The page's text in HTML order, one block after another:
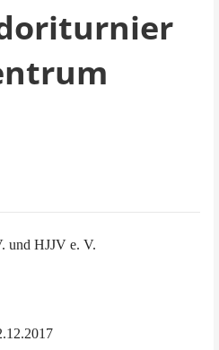
und HJJV e. V.